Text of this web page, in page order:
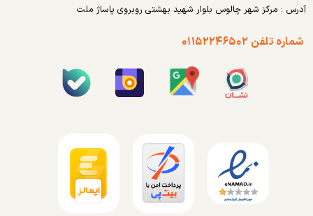
آدرس : مرکز شهر چالوس بلوار شهید بهشتی روبروی پاساژ ملت
شماره تلفن ۰۱۱۵۲۲۴۶۵۰۲